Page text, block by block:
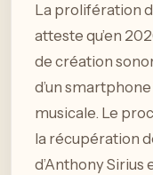
La prolifération
atteste qu’en
de création
d’un
musicale. Le
la récupération
d’Anthony Sirius